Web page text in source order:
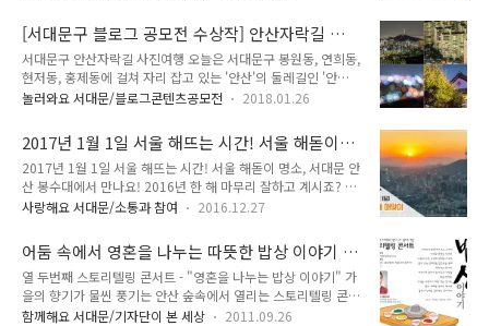
일 오전 6시 30분에 수많은 구민이 모인 가운데 다양한 행사들
이 펼쳐졌습니다. 서대문구청 뒤편 안산 '만남의 광장'에서는 복
(福)자가 새겨진 떡과 따뜻한 음료들이 무료로 제공되었습니다.
싸라기눈이 내리는 새해 첫날, 꼭두새벽부터 많은 인파가 청사초
롱 등산로를 따라 연흥약수터, 무악정, 봉수대까지 이동하는 모
뻗어 무악재를 이루며 솟은 산이며 서울특별시 기념물 제13호로
지정된 무악동 봉수대를 간..
[서대문구 블로그 공모전 수상작] 안산자락길 사
진여행
서대문구 안산자락길 사진여행 오늘은 서대문구 봉원동, 연희동,
현저동, 홍제동에 걸쳐 자리 잡고 있는 '안산'의 둘레길인 '안산
자락길'을 주제로 이야기를 전해드리려고 합니다. 우선 안산에
로 불리며, 다른 이름으로는 '무악'이라 하여 무악산이라 불리기
도 합니다. 높이는 296m로 높은 편은 아니나, 기암괴석들이 곳
곳에 있어 산다운 분위기를 낼 수 있는 곳이기도 합니다. 안산자
락길은 총 7km에 걸쳐서 조성되어 있으며, 연희숲속쉼터, 안산
봉수대, 봉원사 등 다양한 볼거리들이 자리 잡고 있습니다. 프롤
억이 납니다. 오늘은 카메라와 삼각대를 챙겨 안산의 곳곳을 사
진속에 담고 싶다는 생각으로..
놀러와요 서대문/블로그콘텐츠공모전 2018.01.26
2017년 1월 1일 서울 해뜨는 시간! 서울 해돋이
명소, 서대문 안산 봉수대에서 만나요!
2017년 1월 1일 서울 해뜨는 시간! 서울 해돋이 명소, 서대문 안
산 봉수대에서 만나요! 2016년 한 해 마무리 잘하고 계시죠? 다
사다난 했던 2016년... 내년에는 좋은 일들이 많았으면 좋겠어
문 안산 봉수대에서 새해 해맞이 행사를 진행합니다! 서울의 전
경이 한 눈에 보이는 곳으로 유명한 곳인데요. 해맞이 명소로도
최고겠죠~ tong지기와 함께 새해 해맞이 함께해요!! 2017년 서
대문 안산 해맞이 ○ 일 시 : 2017. 1. 1. (일) 06:30 ~ 08:30 ○
장 소 : 서대문 안산 봉수대 ○ 행사내용 - 따뜻한 순두부, 온음료
사랑해요 서대문/소통과 참여 2016.12.27
어둠 속에서 영혼을 나누는 따뜻한 밥상 이야기 -
열두번째 스토리텔링 콘서트
열 두번째 스토리텔링 콘서트 - "영혼을 나누는 밥상 이야기" 가
을의 향기가 물씬 풍기는 안산 숲속에서 열리는 스토리텔링 콘서
트는 특별한 이야기와 스토리로 매번 다른 감동을 주고 있습니
함께해요 서대문/기자단이 본 세상 2011.09.26